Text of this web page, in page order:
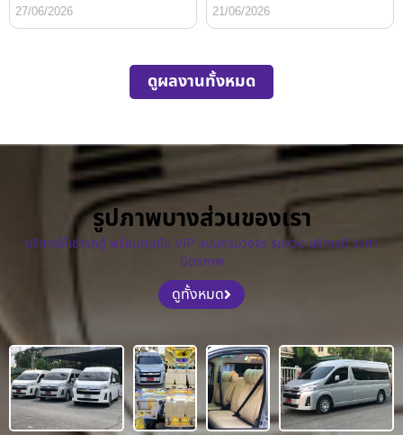
27/06/2026 21/06/2026
ดูผลงานทั้งหมด
รูปภาพบางส่วนของเรา
บริการให้เช่ารถตู้ พร้อมคนขับ VIP แบบครบวงจร รถสวย บริการดี ราคา
มิตรภาพ
ดูทั้งหมด